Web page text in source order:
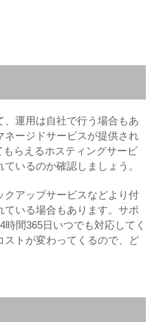
運用は自社で行う場合もあ
ネージドサービスが提供され
らえるホスティングサービ
いるのか確認しましょう。
クアップサービスなどより付
いる場合もあります。サポ
間365日いつでも対応してく
ストが変わってくるので、ど